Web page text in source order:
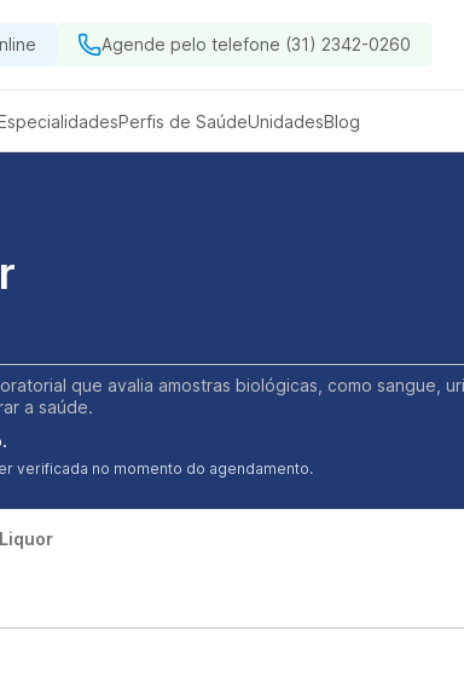
Agende pelo telefone (31) 2342-0260
Perfis de SaúdeUnidadesBlog
que avalia amostras biológicas, como sangue,
a saúde.
verificada no momento do agendamento.